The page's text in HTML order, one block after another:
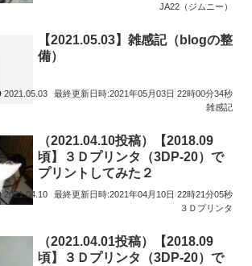
JA22（ジムニー）
【2021.05.03】雑感記（blogの整
備）
2021.05.03
最終更新日時:2021年05月03日 22時00分34秒
雑感記
（2021.04.10投稿）【2018.09
頃】３Ｄプリンタ（3DP-20）で
プリントしてみた２
2021.04.10
最終更新日時:2021年04月10日 22時21分05秒
３Ｄプリンタ
（2021.04.01投稿）【2018.09
頃】３Ｄプリンタ（3DP-20）で